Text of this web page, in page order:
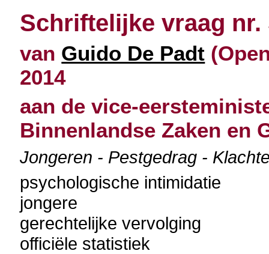
Schriftelijke vraag nr.
van Guido De Padt
2014
aan de vice-
Binnenlandse Zaken en
Jongeren - Pestgedrag -
psychologische intimidatie
jongere
gerechtelijke vervolging
officiële statistiek